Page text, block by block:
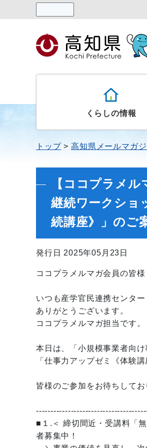
くらしの情報
トップ 高知県メールマガ
【ココプラメ
継続ワークショ
続講座》」のご
発行日 2025年05月23日
ココプラメルマガ会員の皆様
いつも産学官民連携センタ
ありがとうございます。
ココプラメルマガ担当です。
本日は、「小規模事業者向
「仕事力アップゼミ《体験
皆様のご参加をお待ちしてお
■１.＜ 締切間近・受講料「
者募集中！